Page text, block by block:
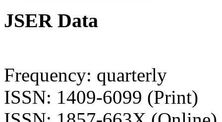
JSER Data
Frequency: quarterly
ISSN: 1409-6099 (Print)